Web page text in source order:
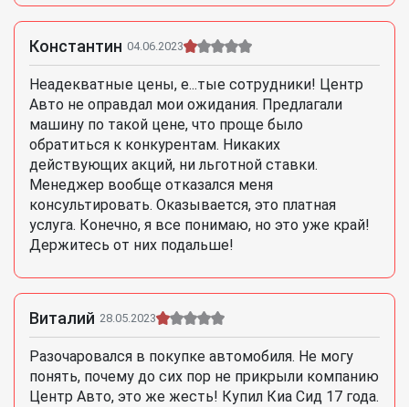
Константин 04.06.2023
Неадекватные цены, е...тые сотрудники! Центр
Авто не оправдал мои ожидания. Предлагали
машину по такой цене, что проще было
обратиться к конкурентам. Никаких
действующих акций, ни льготной ставки.
Менеджер вообще отказался меня
консультировать. Оказывается, это платная
услуга. Конечно, я все понимаю, но это уже край!
Держитесь от них подальше!
Виталий 28.05.2023
Разочаровался в покупке автомобиля. Не могу
понять, почему до сих пор не прикрыли компанию
Центр Авто, это же жесть! Купил Киа Сид 17 года.